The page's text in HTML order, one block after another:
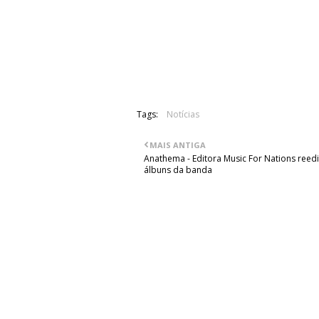
Tags: Notícias
MAIS ANTIGA
Anathema - Editora Music For Nations
álbuns da banda